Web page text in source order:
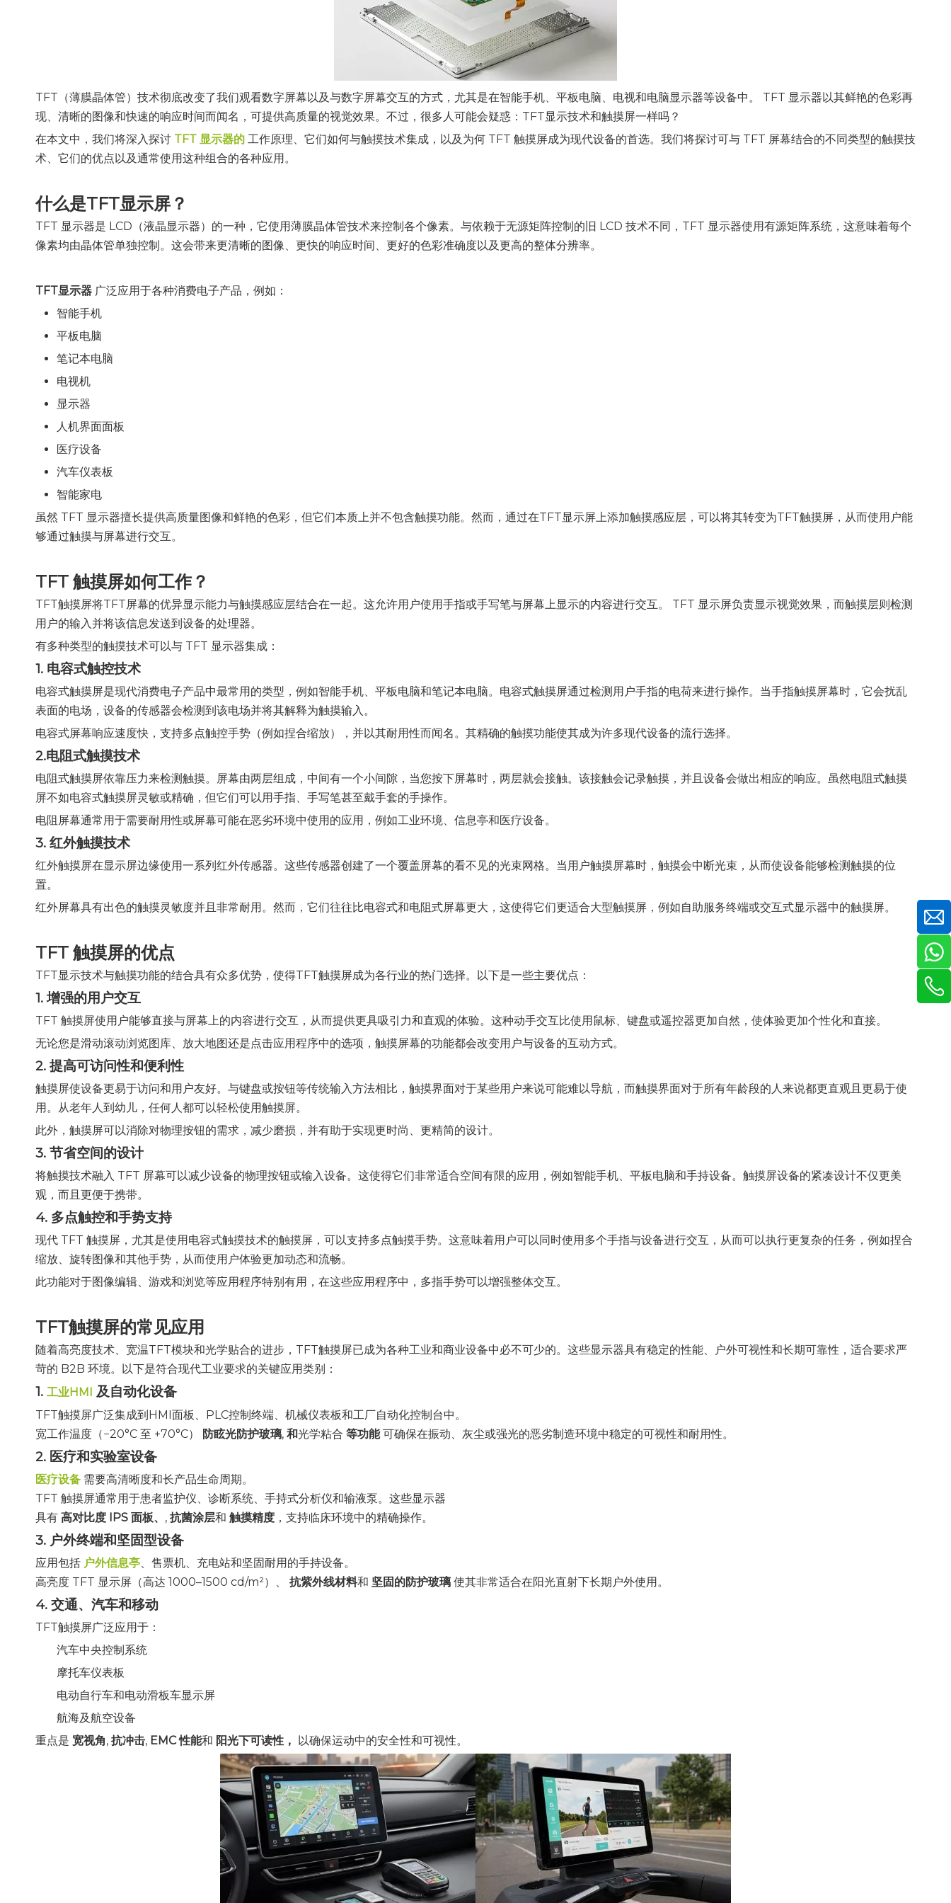
TFT（薄膜晶体管）技术彻底改变了我们观看数字屏幕以及与数字屏幕交互的方式，尤其是在智能手机、平板电脑、电视和电脑显示器等设备中。 TFT 显示器以其鲜艳的色彩再
现、清晰的图像和快速的响应时间而闻名，可提供高质量的视觉效果。不过，很多人可能会疑惑：TFT显示技术和触摸屏一样吗？
在本文中，我们将深入探讨 TFT 显示器的 工作原理、它们如何与触摸技术集成，以及为何 TFT 触摸屏成为现代设备的首选。我们将探讨可与 TFT 屏幕结合的不同类型的触摸技
术、它们的优点以及通常使用这种组合的各种应用。
什么是TFT显示屏？
TFT 显示器是 LCD（液晶显示器）的一种，它使用薄膜晶体管技术来控制各个像素。与依赖于无源矩阵控制的旧 LCD 技术不同，TFT 显示器使用有源矩阵系统，这意味着每个
像素均由晶体管单独控制。这会带来更清晰的图像、更快的响应时间、更好的色彩准确度以及更高的整体分辨率。
TFT显示器 广泛应用于各种消费电子产品，例如：
智能手机
平板电脑
笔记本电脑
电视机
显示器
人机界面面板
医疗设备
汽车仪表板
智能家电
虽然 TFT 显示器擅长提供高质量图像和鲜艳的色彩，但它们本质上并不包含触摸功能。然而，通过在TFT显示屏上添加触摸感应层，可以将其转变为TFT触摸屏，从而使用户能
够通过触摸与屏幕进行交互。
TFT 触摸屏如何工作？
TFT触摸屏将TFT屏幕的优异显示能力与触摸感应层结合在一起。这允许用户使用手指或手写笔与屏幕上显示的内容进行交互。 TFT 显示屏负责显示视觉效果，而触摸层则检测
用户的输入并将该信息发送到设备的处理器。
有多种类型的触摸技术可以与 TFT 显示器集成：
1. 电容式触控技术
电容式触摸屏是现代消费电子产品中最常用的类型，例如智能手机、平板电脑和笔记本电脑。电容式触摸屏通过检测用户手指的电荷来进行操作。当手指触摸屏幕时，它会扰乱
表面的电场，设备的传感器会检测到该电场并将其解释为触摸输入。
电容式屏幕响应速度快，支持多点触控手势（例如捏合缩放），并以其耐用性而闻名。其精确的触摸功能使其成为许多现代设备的流行选择。
2.电阻式触摸技术
电阻式触摸屏依靠压力来检测触摸。屏幕由两层组成，中间有一个小间隙，当您按下屏幕时，两层就会接触。该接触会记录触摸，并且设备会做出相应的响应。虽然电阻式触摸
屏不如电容式触摸屏灵敏或精确，但它们可以用手指、手写笔甚至戴手套的手操作。
电阻屏幕通常用于需要耐用性或屏幕可能在恶劣环境中使用的应用，例如工业环境、信息亭和医疗设备。
3. 红外触摸技术
红外触摸屏在显示屏边缘使用一系列红外传感器。这些传感器创建了一个覆盖屏幕的看不见的光束网格。当用户触摸屏幕时，触摸会中断光束，从而使设备能够检测触摸的位
置。
红外屏幕具有出色的触摸灵敏度并且非常耐用。然而，它们往往比电容式和电阻式屏幕更大，这使得它们更适合大型触摸屏，例如自助服务终端或交互式显示器中的触摸屏。
TFT 触摸屏的优点
TFT显示技术与触摸功能的结合具有众多优势，使得TFT触摸屏成为各行业的热门选择。以下是一些主要优点：
1. 增强的用户交互
TFT 触摸屏使用户能够直接与屏幕上的内容进行交互，从而提供更具吸引力和直观的体验。这种动手交互比使用鼠标、键盘或遥控器更加自然，使体验更加个性化和直接。
无论您是滑动滚动浏览图库、放大地图还是点击应用程序中的选项，触摸屏幕的功能都会改变用户与设备的互动方式。
2. 提高可访问性和便利性
触摸屏使设备更易于访问和用户友好。与键盘或按钮等传统输入方法相比，触摸界面对于某些用户来说可能难以导航，而触摸界面对于所有年龄段的人来说都更直观且更易于使
用。从老年人到幼儿，任何人都可以轻松使用触摸屏。
此外，触摸屏可以消除对物理按钮的需求，减少磨损，并有助于实现更时尚、更精简的设计。
3. 节省空间的设计
将触摸技术融入 TFT 屏幕可以减少设备的物理按钮或输入设备。这使得它们非常适合空间有限的应用，例如智能手机、平板电脑和手持设备。触摸屏设备的紧凑设计不仅更美
观，而且更便于携带。
4. 多点触控和手势支持
现代 TFT 触摸屏，尤其是使用电容式触摸技术的触摸屏，可以支持多点触摸手势。这意味着用户可以同时使用多个手指与设备进行交互，从而可以执行更复杂的任务，例如捏合
缩放、旋转图像和其他手势，从而使用户体验更加动态和流畅。
此功能对于图像编辑、游戏和浏览等应用程序特别有用，在这些应用程序中，多指手势可以增强整体交互。
TFT触摸屏的常见应用
随着高亮度技术、宽温TFT模块和光学贴合的进步，TFT触摸屏已成为各种工业和商业设备中必不可少的。这些显示器具有稳定的性能、户外可视性和长期可靠性，适合要求严
苛的 B2B 环境。以下是符合现代工业要求的关键应用类别：
1. 工业HMI 及自动化设备
TFT触摸屏广泛集成到HMI面板、PLC控制终端、机械仪表板和工厂自动化控制台中。
宽工作温度（−20°C 至 +70°C）
防眩光防护玻璃, 和光学粘合 等功能可确保在振动、灰尘或强光的恶劣制造环境中稳定的可视性和耐用性。
2. 医疗和实验室设备
医疗设备 需要高清晰度和长产品生命周期。
TFT 触摸屏通常用于患者监护仪、诊断系统、手持式分析仪和输液泵。这些显示器
具有 高对比度 IPS 面板、 , 抗菌涂层和 触摸精度 ，支持临床环境中的精确操作。
3. 户外终端和坚固型设备
应用包括 户外信息亭、售票机、充电站和坚固耐用的手持设备。
高亮度 TFT 显示屏（高达 1000–1500 cd/m²）、 抗紫外线材料和 坚固的防护玻璃 使其非常适合在阳光直射下长期户外使用。
4. 交通、汽车和移动
TFT触摸屏广泛应用于：
汽车中央控制系统
摩托车仪表板
电动自行车和电动滑板车显示屏
航海及航空设备
重点是 宽视角, 抗冲击, EMC 性能和 阳光下可读性， 以确保运动中的安全性和可视性。